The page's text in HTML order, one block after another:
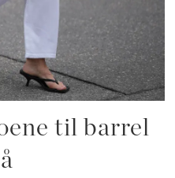
til barrel